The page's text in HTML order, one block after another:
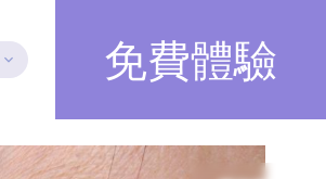
免費體驗